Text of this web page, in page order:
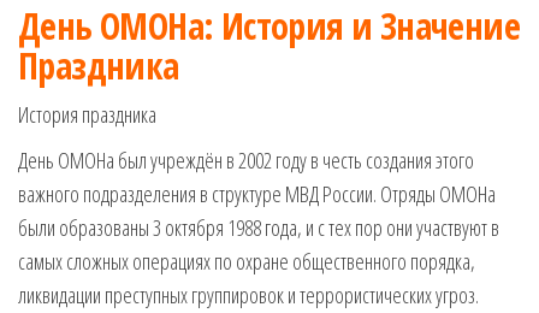
Розыгрыши,
Песни. Самые
Нежные,
Красивые,
пожелания на
каждый день и
безумно
эротичные
сообщения!
День ОМОНа: История и Значение
Праздника
История праздника
День ОМОНа был учреждён в 2002 году в честь создания этого
важного подразделения в структуре МВД России. Отряды ОМОНа
были образованы 3 октября 1988 года, и с тех пор они участвуют в
самых сложных операциях по охране общественного порядка,
ликвидации преступных группировок и террористических угроз.